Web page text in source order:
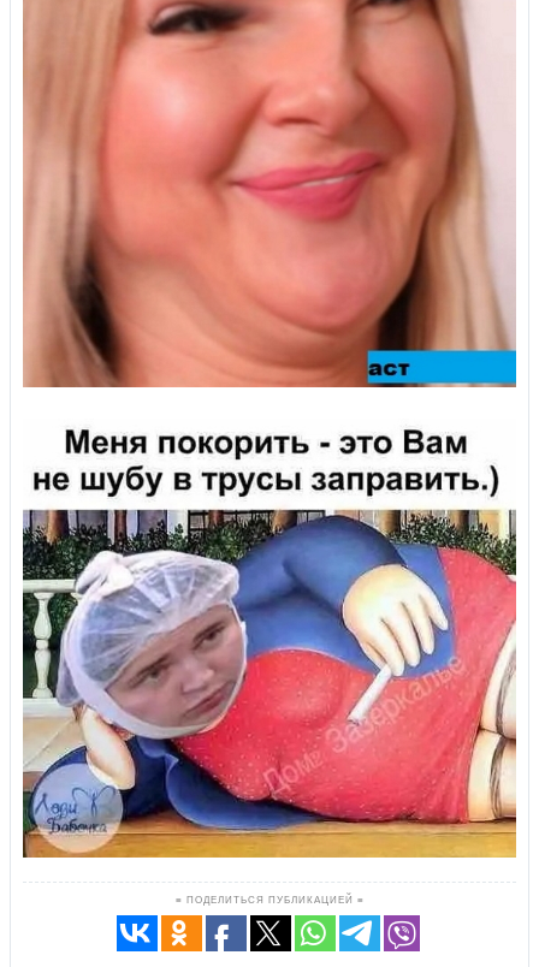
≡ ПОДЕЛИТЬСЯ ПУБЛИКАЦИЕЙ ≡